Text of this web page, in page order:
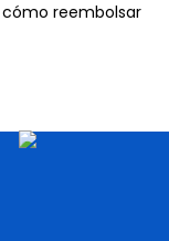
cómo reembolsar